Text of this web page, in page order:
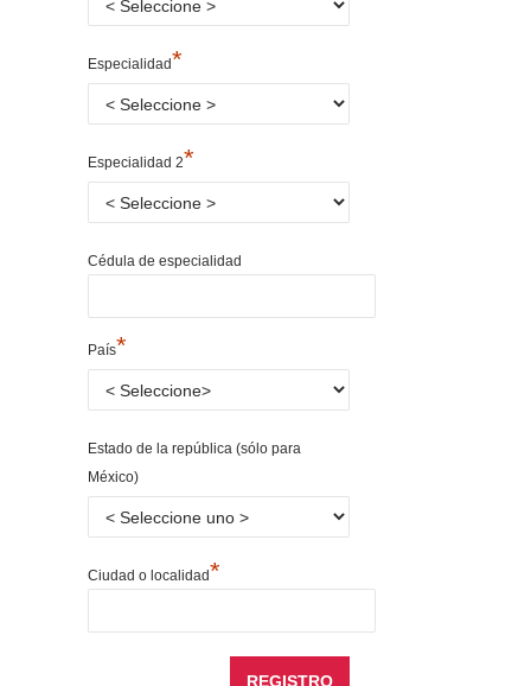
Especialidad*
Especialidad 2*
Cédula de especialidad
País*
Estado de la república (sólo para
México)
Ciudad o localidad*